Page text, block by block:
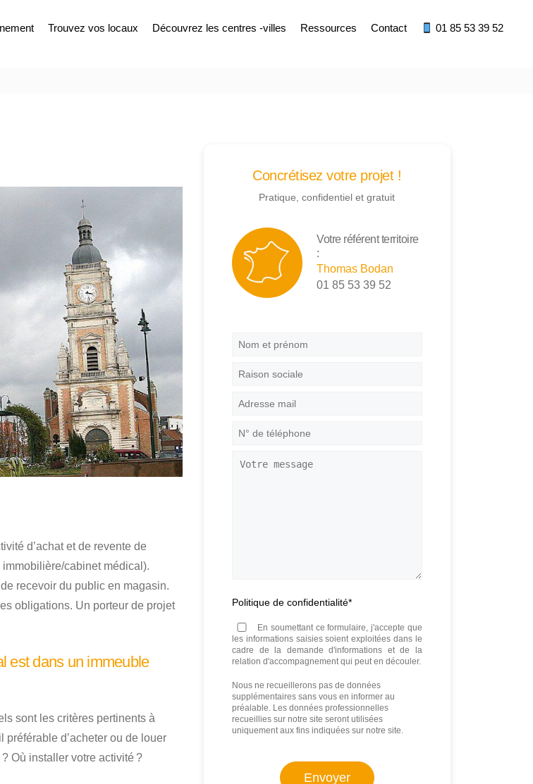
Trouvez vos locaux Découvrez les centres -villes Ressources Contact 01 85 53 39 52
d’achat et de revente de
cabinet médical).
recevoir du public en magasin.
obligations. Un porteur de projet
est dans un immeuble
sont les critères pertinents à
préférable d’acheter ou de louer
Où installer votre activité ?
Concrétisez votre projet !
Pratique, confidentiel et gratuit
Votre référent territoire
:
Thomas Bodan
01 85 53 39 52
Nom
prénom*
Raison
Adresse
N°
téléphone*
Votre
Politique de confidentialité*
En soumettant ce formulaire, j'accepte que
les informations saisies soient exploitées dans le
cadre de la demande d'informations et de la
relation d'accompagnement qui peut en découler.
Nous ne recueillerons pas de données
supplémentaires sans vous en informer au
préalable. Les données professionnelles
recueillies sur notre site seront utilisées
uniquement aux fins indiquées sur notre site.